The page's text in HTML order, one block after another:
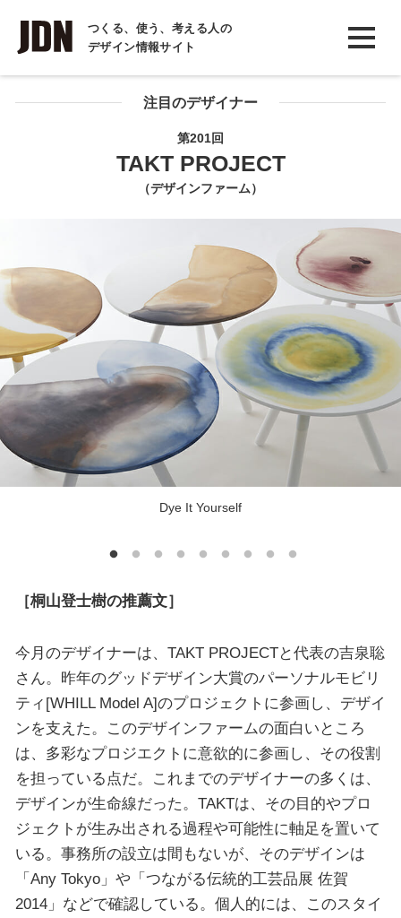
つくる、使う、考える人の
デザイン情報サイト
INTERVIEW
インタビュー
REPORT
COLUMN
注目のデザイナー
第201回
TAKT PROJECT
（デザインファーム）
Dye It Yourself
［桐山登士樹の推薦文］
今月のデザイナーは、TAKT PROJECTと代表の吉泉聡
さん。昨年のグッドデザイン大賞のパーソナルモビリ
ティ[WHILL Model A]のプロジェクトに参画し、デザイ
ンを支えた。このデザインファームの面白いところ
は、多彩なプロジエクトに意欲的に参画し、その役割
を担っている点だ。これまでのデザイナーの多くは、
デザインが生命線だった。TAKTは、その目的やプロ
ジェクトが生み出される過程や可能性に軸足を置いて
いる。事務所の設立は間もないが、そのデザインは
「Any Tokyo」や「つながる伝統的工芸品展 佐賀
2014」などで確認している。個人的には、このスタイ